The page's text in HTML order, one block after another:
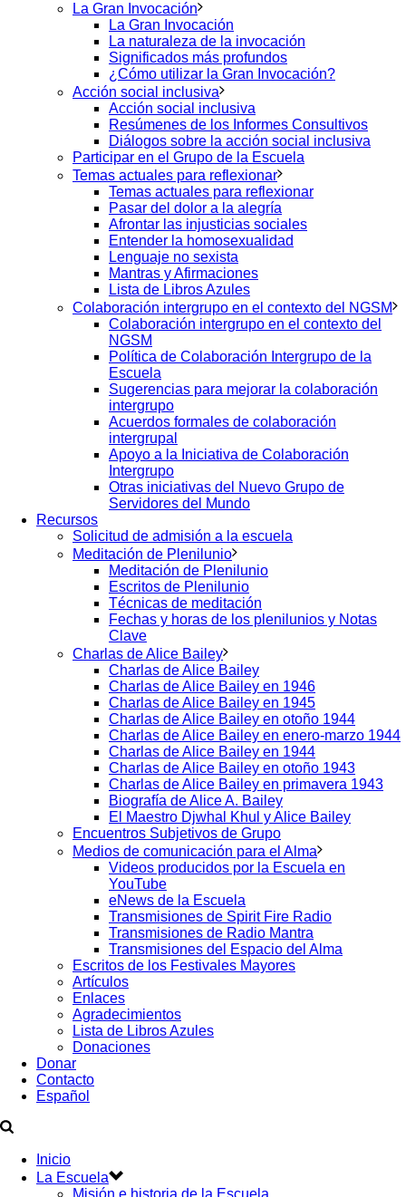
La Gran Invocación
La Gran Invocación
La naturaleza de la invocación
Significados más profundos
¿Cómo utilizar la Gran Invocación?
Acción social inclusiva
Acción social inclusiva
Resúmenes de los Informes Consultivos
Diálogos sobre la acción social inclusiva
Participar en el Grupo de la Escuela
Temas actuales para reflexionar
Temas actuales para reflexionar
Pasar del dolor a la alegría
Afrontar las injusticias sociales
Entender la homosexualidad
Lenguaje no sexista
Mantras y Afirmaciones
Lista de Libros Azules
Colaboración intergrupo en el contexto del NGSM
Colaboración intergrupo en el contexto del
NGSM
Política de Colaboración Intergrupo de la
Escuela
Sugerencias para mejorar la colaboración
intergrupo
Acuerdos formales de colaboración
intergrupal
Apoyo a la Iniciativa de Colaboración
Intergrupo
Otras iniciativas del Nuevo Grupo de
Servidores del Mundo
Recursos
Solicitud de admisión a la escuela
Meditación de Plenilunio
Meditación de Plenilunio
Escritos de Plenilunio
Técnicas de meditación
Fechas y horas de los plenilunios y Notas
Clave
Charlas de Alice Bailey
Charlas de Alice Bailey
Charlas de Alice Bailey en 1946
Charlas de Alice Bailey en 1945
Charlas de Alice Bailey en otoño 1944
Charlas de Alice Bailey en enero-marzo 1944
Charlas de Alice Bailey en 1944
Charlas de Alice Bailey en otoño 1943
Charlas de Alice Bailey en primavera 1943
Biografía de Alice A. Bailey
El Maestro Djwhal Khul y Alice Bailey
Encuentros Subjetivos de Grupo
Medios de comunicación para el Alma
Videos producidos por la Escuela en
YouTube
eNews de la Escuela
Transmisiones de Spirit Fire Radio
Transmisiones de Radio Mantra
Transmisiones del Espacio del Alma
Escritos de los Festivales Mayores
Artículos
Enlaces
Agradecimientos
Lista de Libros Azules
Donaciones
Donar
Contacto
Español
Inicio
La Escuela
Misión e historia de la Escuela